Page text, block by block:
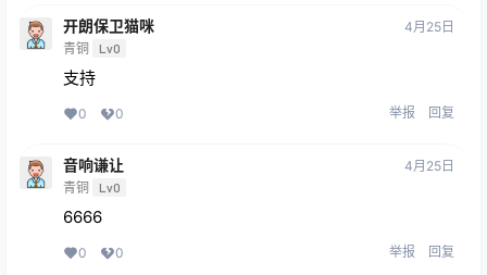
开朗保卫猫咪
青铜 Lv0
4月25日
支持
0 0 举报 回复
音响谦让
青铜 Lv0
4月25日
6666
0 0 举报 回复